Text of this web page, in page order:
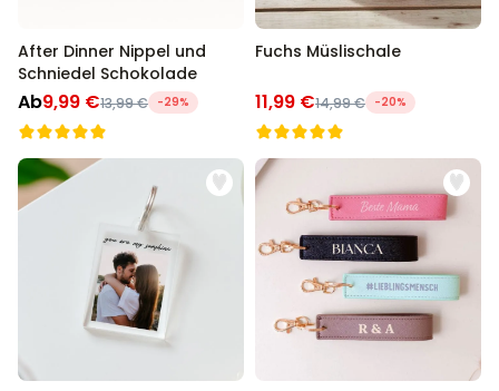
After Dinner Nippel und
Schniedel Schokolade
Ab9,99 €13,99 € -29%
Fuchs Müslischale
11,99 €14,99 € -20%